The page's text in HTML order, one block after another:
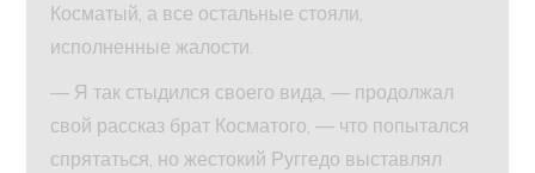
Косматый, а все остальные стояли,
исполненные жалости.
— Я так стыдился своего вида, — продолжал
свой рассказ брат Косматого, — что попытался
спрятаться, но жестокий Руггедо выставлял